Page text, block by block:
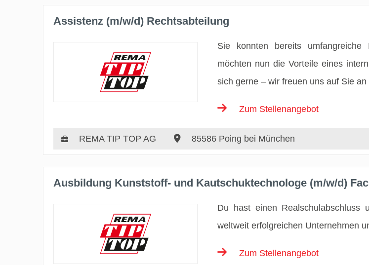
Assistenz (m/w/d) Rechtsabteilung
Sie konnten bereits umfangreiche
möchten nun die Vorteile eines
sich gerne – wir freuen uns auf Sie
Zum Stellenangebot
REMA TIP TOP AG 85586 Poing bei München
Ausbildung Kunststoff- und Kautschuktechnologe (m/w/d)
Du hast einen Realschulabschluss
weltweit erfolgreichen Unternehmen
Zum Stellenangebot